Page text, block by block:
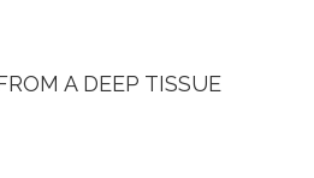
A DEEP TISSUE